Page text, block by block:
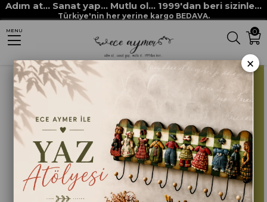
Adım at... Sanat yap... Mutlu ol... 1999'dan beri sizinle...
Türkiye'nin her yerine kargo BEDAVA.
0
MENU
Anasayfa HOBİ BOYALARI AKRİLİK BOYALAR AKRİLİK BOYA 198 TÜTÜN
×